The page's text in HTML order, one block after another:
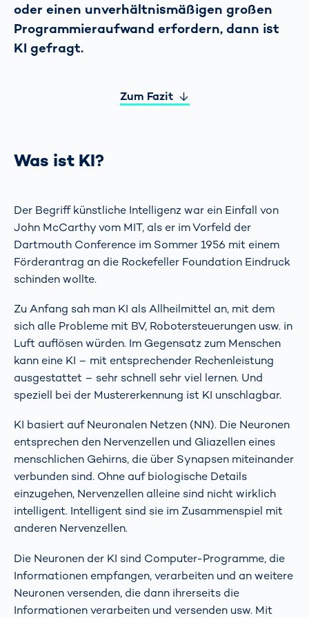
oder einen unverhältnismäßigen großen
Programmieraufwand erfordern, dann ist
KI gefragt.
Zum Fazit
Was ist KI?
Der Begriff künstliche Intelligenz war ein Einfall von
John McCarthy vom MIT, als er im Vorfeld der
Dartmouth Conference im Sommer 1956 mit einem
Förderantrag an die Rockefeller Foundation Eindruck
schinden wollte.
Zu Anfang sah man KI als Allheilmittel an, mit dem
sich alle Probleme mit BV, Robotersteuerungen usw. in
Luft auflösen würden. Im Gegensatz zum Menschen
kann eine KI – mit entsprechender Rechenleistung
ausgestattet – sehr schnell sehr viel lernen. Und
speziell bei der Mustererkennung ist KI unschlagbar.
KI basiert auf Neuronalen Netzen (NN). Die Neuronen
entsprechen den Nervenzellen und Gliazellen eines
menschlichen Gehirns, die über Synapsen miteinander
verbunden sind. Ohne auf biologische Details
einzugehen, Nervenzellen alleine sind nicht wirklich
intelligent. Intelligent sind sie im Zusammenspiel mit
anderen Nervenzellen.
Die Neuronen der KI sind Computer-Programme, die
Informationen empfangen, verarbeiten und an weitere
Neuronen versenden, die dann ihrerseits die
Informationen verarbeiten und versenden usw. Mit